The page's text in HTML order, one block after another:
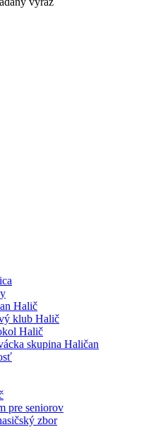
Halič
klub Halič
Halič
skupina Haličan
pre seniorov
zbor